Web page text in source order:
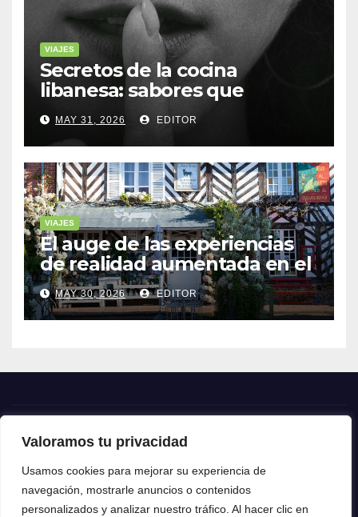
Valoramos tu privacidad
Usamos cookies para mejorar su experiencia de
navegación, mostrarle anuncios o contenidos
personalizados y analizar nuestro tráfico. Al hacer clic en
VIAJES
Secretos de la cocina
libanesa: sabores que
cuentan historias
MAY 31, 2026 EDITOR
VIAJES
El auge de las experiencias
de realidad aumentada en el
turismo
MAY 30, 2026 EDITOR
Crónica24
Crónica 24